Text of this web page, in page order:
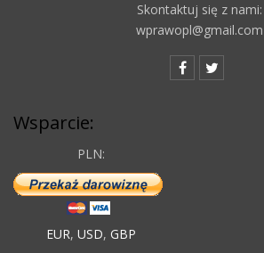
Skontaktuj się z nami:
wprawopl@gmail.com
Wsparcie:
PLN:
EUR, USD, GBP